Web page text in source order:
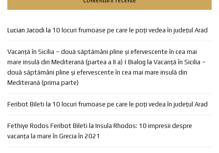
Lucian Jacodi la 10 locuri frumoase pe care le poți vedea în județul Arad
Vacanță în Sicilia – două săptămâni pline și efervescente în cea mai
mare insulă din Mediterană (partea a II a) | Bialog la Vacanță în Sicilia –
două săptămâni pline și efervescente în cea mai mare insulă din
Mediterană (prima parte)
Feribot Bileti la 10 locuri frumoase pe care le poți vedea în județul Arad
Fethiye Rodos Feribot Bileti la Insula Rhodos: 10 impresii despre
vacanța la mare în Grecia în 2021